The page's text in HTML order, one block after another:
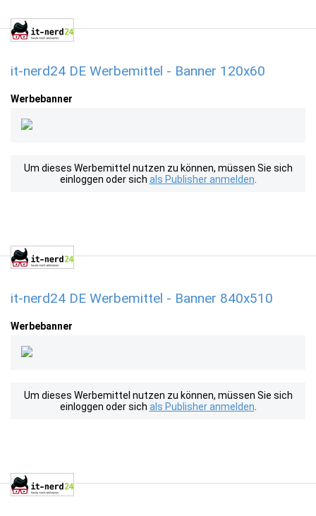
it-nerd24 DE Werbemittel - Banner 120x60
Werbebanner
Um dieses Werbemittel nutzen zu können, müssen Sie sich
einloggen oder sich als Publisher anmelden
it-nerd24 DE Werbemittel - Banner 840x510
Werbebanner
Um dieses Werbemittel nutzen zu können, müssen Sie sich
einloggen oder sich als Publisher anmelden